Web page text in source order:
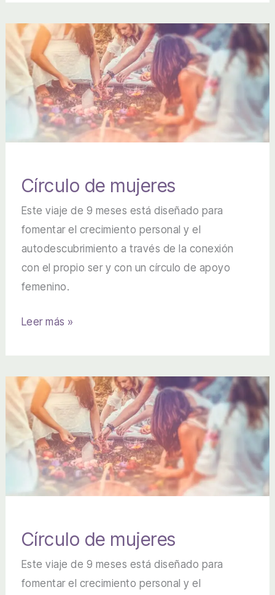
Círculo de mujeres
Este viaje de 9 meses está diseñado para
fomentar el crecimiento personal y el
autodescubrimiento a través de la conexión
con el propio ser y con un círculo de apoyo
femenino.
Círculo
Leer más »
Círculo de mujeres
Este viaje de 9 meses está diseñado para
fomentar el crecimiento personal y el